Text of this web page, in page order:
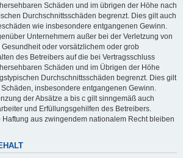
Schäden und im übrigen der Höhe nach
Durchschnittsschäden begrenzt. Dies gilt auch
wie insbesondere entgangenen Gewinn.
Unternehmern außer bei der Verletzung von
oder vorsätzlichem oder grob
des Betreibers auf die bei Vertragsschluss
Schäden und im Übrigen der Höhe
Durchschnittsschäden begrenzt. Dies gilt
insbesondere entgangenen Gewinn.
der Absätze a bis c gilt sinngemäß auch
und Erfüllungsgehilfen des Betreibers.
Haftung aus zwingendem nationalem Recht bleiben